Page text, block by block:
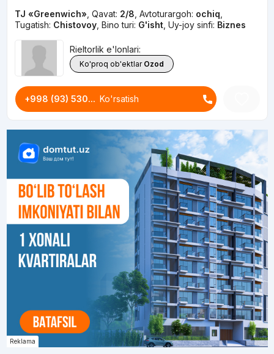
TJ «Greenwich» Qavat: 2/8 Avtoturargoh: ochiq
Tugatish: Chistovoy, Bino turi: G'isht, Uy-joy sinfi: Biznes
Rieltorlik e'lonlari:
Ko'proq ob'ektlar Ozod
+998 (93) 530... Ko'rsatish
Reklama